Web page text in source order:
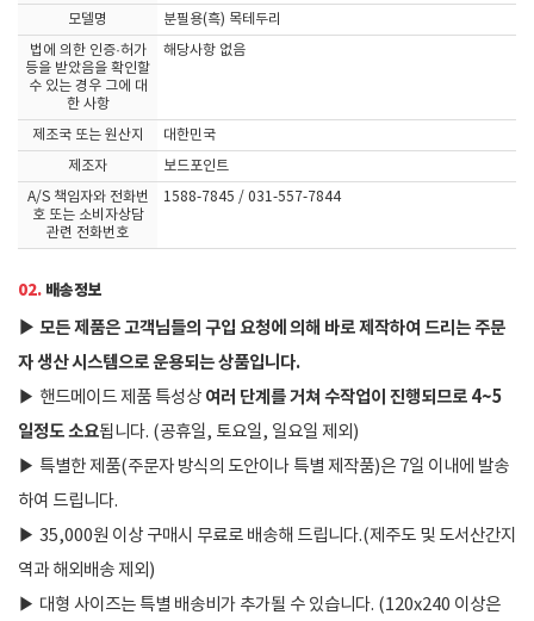
모델명
분필용(흑) 목테두리
법에 의한 인증·허가
등을 받았음을 확인할
수 있는 경우 그에 대
한 사항
해당사항 없음
제조국 또는 원산지
대한민국
제조자
보드포인트
A/S 책임자와 전화번
호 또는 소비자상담
관련 전화번호
1588-7845 / 031-557-7844
02. 배송정보
▶ 모든 제품은 고객님들의 구입 요청에 의해 바로 제작하여 드리는 주문
자 생산 시스템으로 운용되는 상품입니다.
▶ 핸드메이드 제품 특성상 여러 단계를 거쳐 수작업이 진행되므로 4~5
일정도 소요됩니다. (공휴일, 토요일, 일요일 제외)
▶ 특별한 제품(주문자 방식의 도안이나 특별 제작품)은 7일 이내에 발송
하여 드립니다.
▶ 35,000원 이상 구매시 무료로 배송해 드립니다.(제주도 및 도서산간지
역과 해외배송 제외)
▶ 대형 사이즈는 특별 배송비가 추가될 수 있습니다. (120x240 이상은